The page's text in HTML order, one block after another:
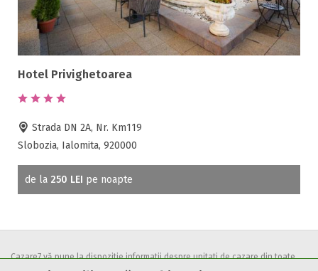
Hotel Privighetoarea
Strada DN 2A, Nr. Km119
Slobozia, Ialomita, 920000
de la 250 LEI pe noapte
Cazare7 vă pune la dispozitie informatii despre unitati de cazare din toate